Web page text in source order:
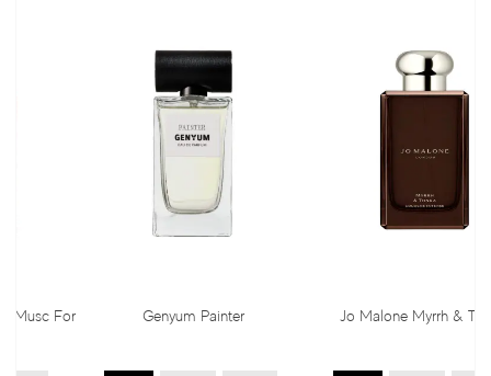
For Genyum Painter Jo Malone Myrrh & Tonka